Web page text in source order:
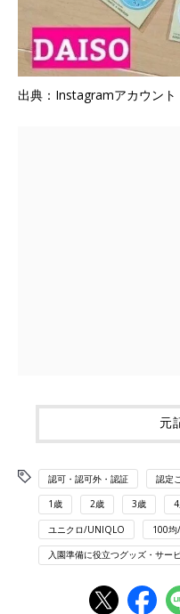
出典：Instagramアカウント
元
認可・認可外・認証 認定
1歳 2歳 3歳
ユニクロ/UNIQLO 100
入園準備に役立つグッズ・サー